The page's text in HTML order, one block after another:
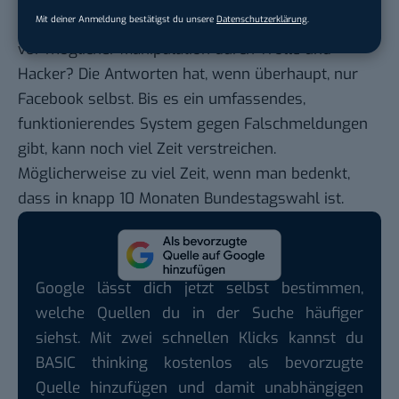
Mit deiner Anmeldung bestätigst du unsere Datenschutzerklärung.
beauftragen wird? Und wie sicher ist die Methode
vor möglicher Manipulation durch Trolle und
Hacker? Die Antworten hat, wenn überhaupt, nur
Facebook selbst. Bis es ein umfassendes,
funktionierendes System gegen Falschmeldungen
gibt, kann noch viel Zeit verstreichen.
Möglicherweise zu viel Zeit, wenn man bedenkt,
dass in knapp 10 Monaten Bundestagswahl ist.
Google lässt dich jetzt selbst bestimmen,
welche Quellen du in der Suche häufiger
siehst. Mit zwei schnellen Klicks kannst du
BASIC thinking kostenlos als bevorzugte
Quelle hinzufügen und damit unabhängigen